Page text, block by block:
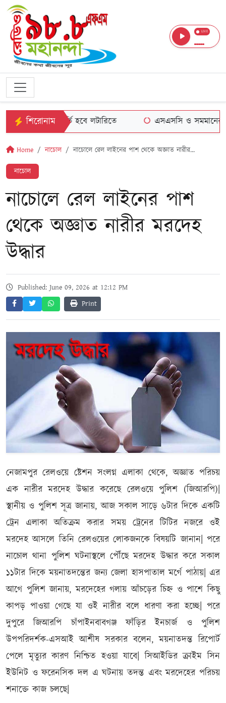
LIVE
শিরোনাম
প্রথম শ্রেণিতে ভর্তি হবে লটারিতে এসএসসি ও সমমানের
Home নাচোল নাচোলে রেল লাইনের পাশ থেকে অজ্ঞাত নারীর...
নাচোল
নাচোলে রেল লাইনের পাশ
থেকে অজ্ঞাত নারীর মরদেহ
উদ্ধার
Published: June 09, 2026 at 12:12 PM
Print
নেজামপুর রেলওয়ে ষ্টেশন সংলগ্ন এলাকা থেকে, অজ্ঞাত পরিচয়
এক নারীর মরদেহ উদ্ধার করেছে রেলওয়ে পুলিশ (জিআরপি)|
স্থানীয় ও পুলিশ সূত্র জানায়, আজ সকাল সাড়ে ৬টার দিকে একটি
ট্রেন এলাকা অতিক্রম করার সময় ট্রেনের টিটির নজরে ওই
মরদেহ আসলে তিনি রেলওয়ের লোকজনকে বিষয়টি জানান| পরে
নাচোল থানা পুলিশ ঘটনাস্থলে পৌঁছে মরদেহ উদ্ধার করে সকাল
১১টার দিকে ময়নাতদন্তের জন্য জেলা হাসপাতাল মর্গে পাঠায়| এর
আগে পুলিশ জানায়, মরদেহের গলায় আঁচড়ের চিহ্ন ও পাশে কিছু
কাপড় পাওয়া গেছে যা ওই নারীর বলে ধারণা করা হচ্ছে| পরে
দুপুরে জিআরপি চাঁপাইনবাবগঞ্জ ফাঁড়ির ইনচার্জ ও পুলিশ
উপপরিদর্শক-এসআই আশীষ সরকার বলেন, ময়নাতদন্ত রিপোর্ট
পেলে মৃত্যুর কারণ নিশ্চিত হওয়া যাবে| সিআইডির ক্রাইম সিন
ইউনিট ও ফরেনসিক দল এ ঘটনায় তদন্ত এবং মরদেহের পরিচয়
শনাক্তে কাজ চলছে|